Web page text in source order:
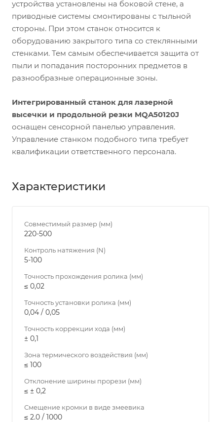
устройства установлены на боковой стене, а
приводные системы смонтированы с тыльной
стороны. При этом станок относится к
оборудованию закрытого типа со стеклянными
стенками. Тем самым обеспечивается защита от
пыли и попадания посторонних предметов в
разнообразные операционные зоны.
Интегрированный станок для лазерной
высечки и продольной резки MQA50120J
оснащен сенсорной панелью управления.
Управление станком подобного типа требует
квалификации ответственного персонала.
Характеристики
Совместимый размер (мм)
220-500
Контроль натяжения (N)
5-100
Точность прохождения ролика (мм)
≤ 0,02
Точность установки ролика (мм)
0,04 / 0,05
Точность коррекции хода (мм)
± 0,1
Зона термического воздействия (мм)
≤ 100
Отклонение ширины прорези (мм)
≤ ± 0,2
Смещение кромки в виде змеевика
≤ 2.0 / 1000